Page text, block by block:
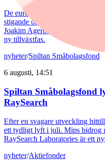
De europeiska försvarsbolagen
stigande omsättning och
Joakim Agerback och Shayan
ny tillväxtfas.
nyheter/Spiltan Småbolagsfond
6 augusti, 14:51
Spiltan Småbolagsfond
RaySearch
Efter en svagare utveckling
ett tydligt lyft i juli. Mips bidrog
RaySearch Laboratories är ett
nyheter/Aktiefonder